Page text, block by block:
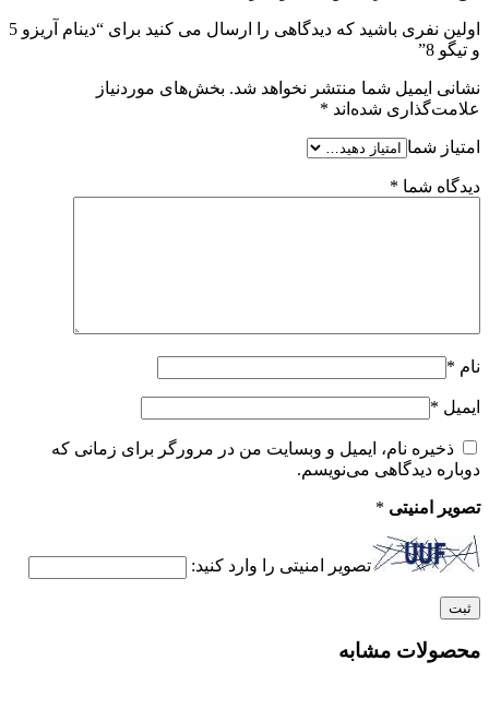
اولین نفری باشید که دیدگاهی را ارسال می کنید برای “دینام آریزو 5
و تیگو 8”
نشانی ایمیل شما منتشر نخواهد شد. بخش‌های موردنیاز
علامت‌گذاری شده‌اند *
امتیاز شما
دیدگاه شما *
نام *
ایمیل *
ذخیره نام، ایمیل و وبسایت من در مرورگر برای زمانی که
دوباره دیدگاهی می‌نویسم.
تصویر امنیتی *
تصویر امنیتی را وارد کنید:
محصولات مشابه